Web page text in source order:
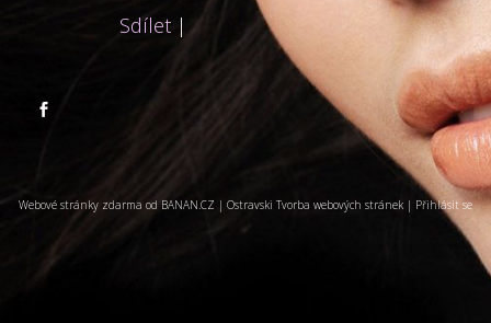
Sdílet |

Webové stránky zdarma od BANAN.CZ | Ostravski Tvorba webových stránek | Přihlásit se